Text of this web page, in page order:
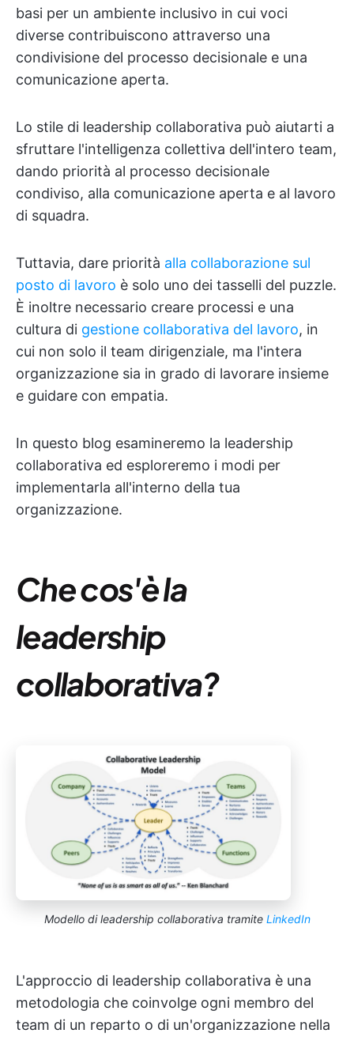
basi per un ambiente inclusivo in cui voci
diverse contribuiscono attraverso una
condivisione del processo decisionale e una
comunicazione aperta.
Lo stile di leadership collaborativa può aiutarti a
sfruttare l'intelligenza collettiva dell'intero team,
dando priorità al processo decisionale
condiviso, alla comunicazione aperta e al lavoro
di squadra.
Tuttavia, dare priorità alla collaborazione sul
posto di lavoro è solo uno dei tasselli del puzzle.
È inoltre necessario creare processi e una
cultura di gestione collaborativa del lavoro, in
cui non solo il team dirigenziale, ma l'intera
organizzazione sia in grado di lavorare insieme
e guidare con empatia.
In questo blog esamineremo la leadership
collaborativa ed esploreremo i modi per
implementarla all'interno della tua
organizzazione.
Che cos'è la
leadership
collaborativa?
Modello di leadership collaborativa tramite LinkedIn
L'approccio di leadership collaborativa è una
metodologia che coinvolge ogni membro del
team di un reparto o di un'organizzazione nella